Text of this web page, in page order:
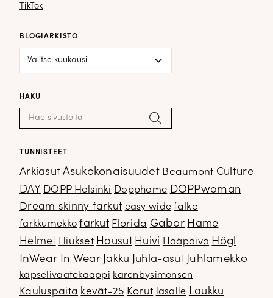
TikTok
TikTok
BLOGIARKISTO
HAKU
Haku: Hae
TUNNISTEET
Arkiasut Asukokonaisuudet Beaumont Culture
DAY DOPP Helsinki Dopphome DOPPwoman
Dream skinny farkut easy wide falke
farkkumekko farkut Florida Gabor Hame
Helmet Hiukset Housut Huivi Hääpäivä Högl
InWear In Wear Jakku Juhla-asut Juhlamekko
kapselivaatekaappi karenbysimonsen
Kauluspaita kevät-25 Korut lasalle Laukku